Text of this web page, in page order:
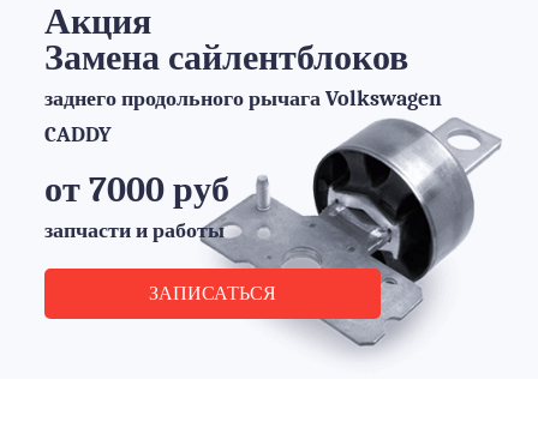
Акция
Замена сайлентблоков
заднего продольного рычага Volkswagen
CADDY
от 7000 руб
запчасти и работы
ЗАПИСАТЬСЯ